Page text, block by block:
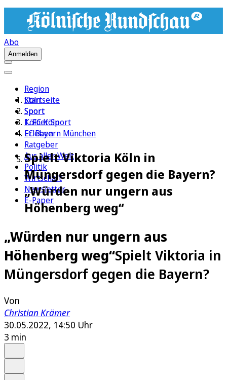
Abo
Anmelden
Region
Köln
Sport
1. FC Köln
Erleben
Ratgeber
Aus aller Welt
Politik
Wirtschaft
Newsletter
E-Paper
Startseite
Sport
Kölner Sport
FC Bayern München
Spielt Viktoria Köln in
Müngersdorf gegen die Bayern?
„Würden nur ungern aus
Höhenberg weg“
„Würden nur ungern aus
Höhenberg weg“Spielt Viktoria in
Müngersdorf gegen die Bayern?
Von
Christian Krämer
30.05.2022, 14:50 Uhr
3 min